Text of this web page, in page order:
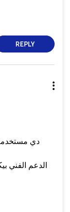
REPLY
دي
الدعم الفني